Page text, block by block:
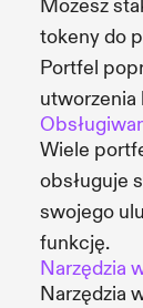
Możesz
tokeny do
Portfel
utworzenia
Wiele
obsługuje
swojego
funkcję.
Narzędzia
Narzędzia